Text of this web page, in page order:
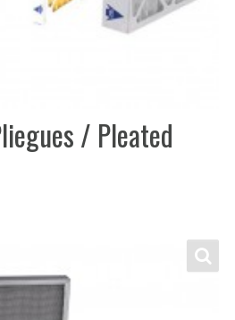
/ Pleated